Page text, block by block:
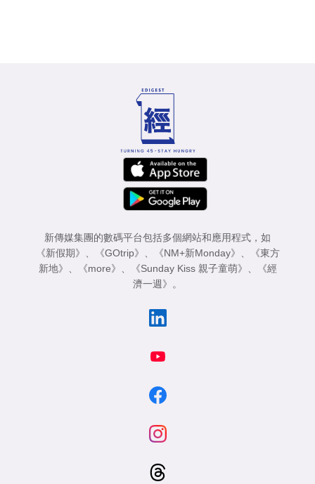
新傳媒集團的數碼平台包括多個網站和應用程式，如
《新假期》
《GOtrip》 《NM+新Monday》
《東方
新地》
《more》 《Sunday Kiss 親子童萌》
《經
濟一週》
。